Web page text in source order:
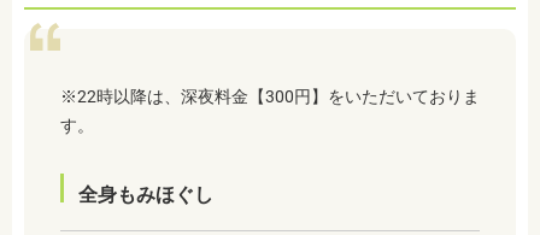
※22時以降は、深夜料金【300円】をいただいておりま
す。
全身もみほぐし